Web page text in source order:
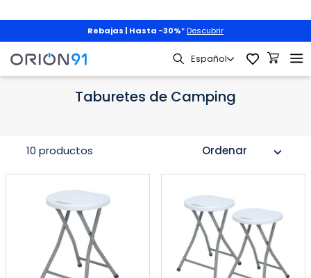
Rebajas | Hasta -30%* Descubrir
Jardín y Terraza Taburetes de Camping
Taburetes de Camping
Ordenar expand_more
10 productos